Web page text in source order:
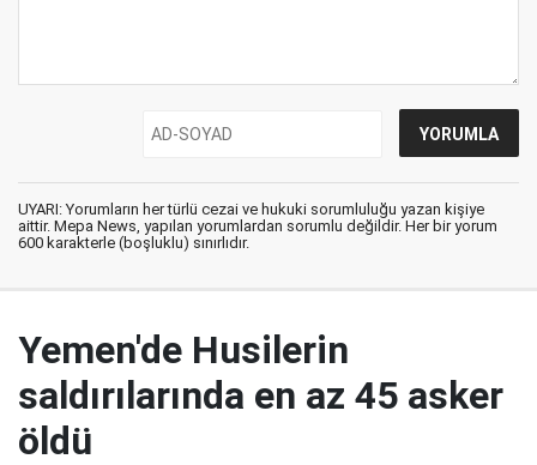
UYARI: Yorumların her türlü cezai ve hukuki sorumluluğu yazan kişiye
aittir. Mepa News, yapılan yorumlardan sorumlu değildir. Her bir yorum
600 karakterle (boşluklu) sınırlıdır.
Yemen'de Husilerin
saldırılarında en az 45 asker
öldü